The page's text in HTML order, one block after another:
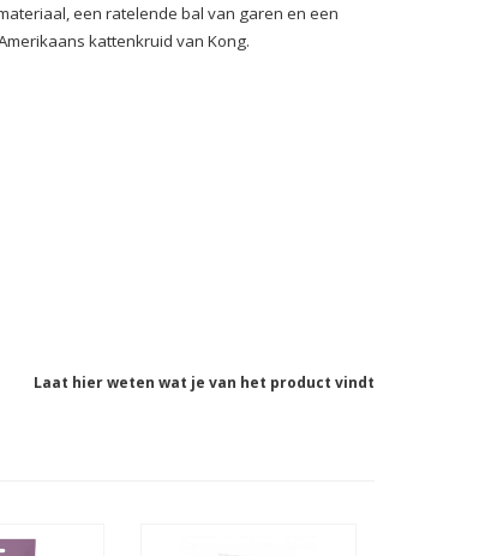
een ratelende bal van garen en een
kattenkruid van Kong.
Laat hier weten wat je van het product vindt